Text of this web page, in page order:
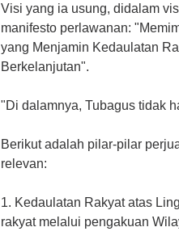
Visi yang ia usung, didalam
manifesto perlawanan:
yang Menjamin Kedaulatan
Berkelanjutan".
"Di dalamnya, Tubagus tidak
Berikut adalah pilar-pilar
relevan:
1. Kedaulatan Rakyat atas
rakyat melalui pengakuan